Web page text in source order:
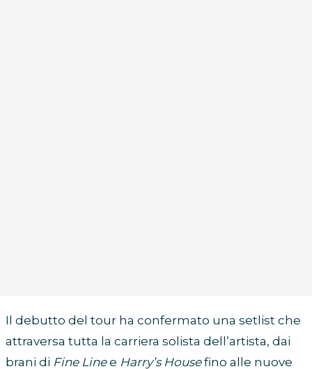
Il debutto del tour ha confermato una setlist che
attraversa tutta la carriera solista dell’artista, dai
brani di Fine Linee Harry’s Housefino alle nuove